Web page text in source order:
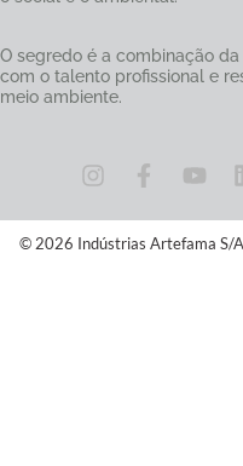
O segredo é a combinação
com o talento profissional e
meio ambiente.
© 2026 Indústrias Artefama S/